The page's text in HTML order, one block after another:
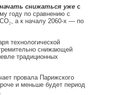
снижаться ужес
году по сравнению с
₂, а к началу 2060-х — по
технологической
снижающей
традиционных
провала Парижского
и меньше будет период